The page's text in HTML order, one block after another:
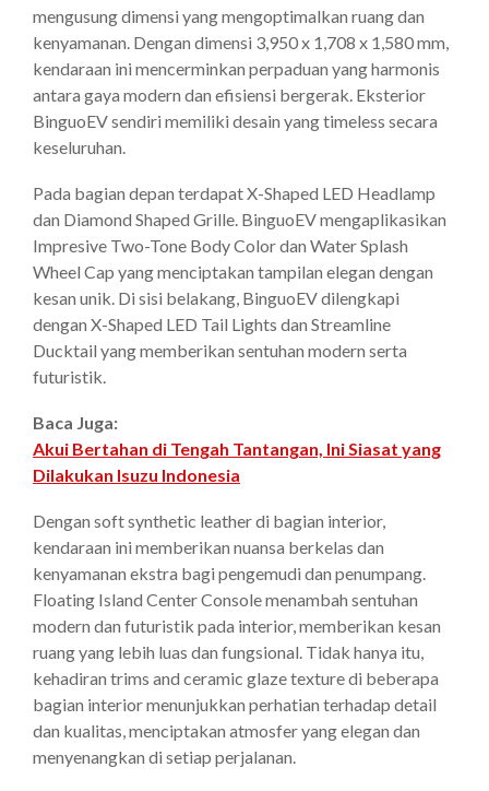
mengusung dimensi yang mengoptimalkan ruang dan
kenyamanan. Dengan dimensi 3,950 x 1,708 x 1,580 mm,
kendaraan ini mencerminkan perpaduan yang harmonis
antara gaya modern dan efisiensi bergerak. Eksterior
BinguoEV sendiri memiliki desain yang timeless secara
keseluruhan.
Pada bagian depan terdapat X-Shaped LED Headlamp
dan Diamond Shaped Grille. BinguoEV mengaplikasikan
Impresive Two-Tone Body Color dan Water Splash
Wheel Cap yang menciptakan tampilan elegan dengan
kesan unik. Di sisi belakang, BinguoEV dilengkapi
dengan X-Shaped LED Tail Lights dan Streamline
Ducktail yang memberikan sentuhan modern serta
futuristik.
Baca Juga:
Akui Bertahan di Tengah Tantangan, Ini Siasat yang
Dilakukan Isuzu Indonesia
Dengan soft synthetic leather di bagian interior,
kendaraan ini memberikan nuansa berkelas dan
kenyamanan ekstra bagi pengemudi dan penumpang.
Floating Island Center Console menambah sentuhan
modern dan futuristik pada interior, memberikan kesan
ruang yang lebih luas dan fungsional. Tidak hanya itu,
kehadiran trims and ceramic glaze texture di beberapa
bagian interior menunjukkan perhatian terhadap detail
dan kualitas, menciptakan atmosfer yang elegan dan
menyenangkan di setiap perjalanan.